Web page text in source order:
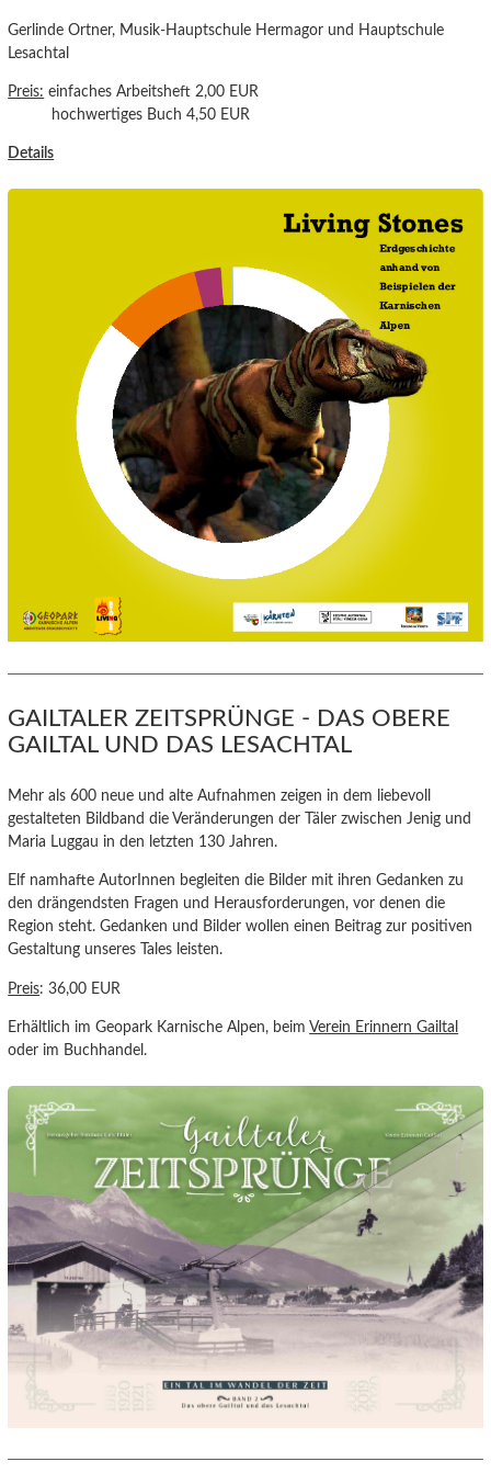
Gerlinde Ortner, Musik-Hauptschule Hermagor und Hauptschule
Lesachtal
Preis: einfaches Arbeitsheft 2,00 EUR
hochwertiges Buch 4,50 EUR
Details
GAILTALER ZEITSPRÜNGE - DAS OBERE
GAILTAL UND DAS LESACHTAL
Mehr als 600 neue und alte Aufnahmen zeigen in dem liebevoll
gestalteten Bildband die Veränderungen der Täler zwischen Jenig und
Maria Luggau in den letzten 130 Jahren.
Elf namhafte AutorInnen begleiten die Bilder mit ihren Gedanken zu
den drängendsten Fragen und Herausforderungen, vor denen die
Region steht. Gedanken und Bilder wollen einen Beitrag zur positiven
Gestaltung unseres Tales leisten.
Preis: 36,00 EUR
Erhältlich im Geopark Karnische Alpen, beimVerein Erinnern Gailtal
oder im Buchhandel.